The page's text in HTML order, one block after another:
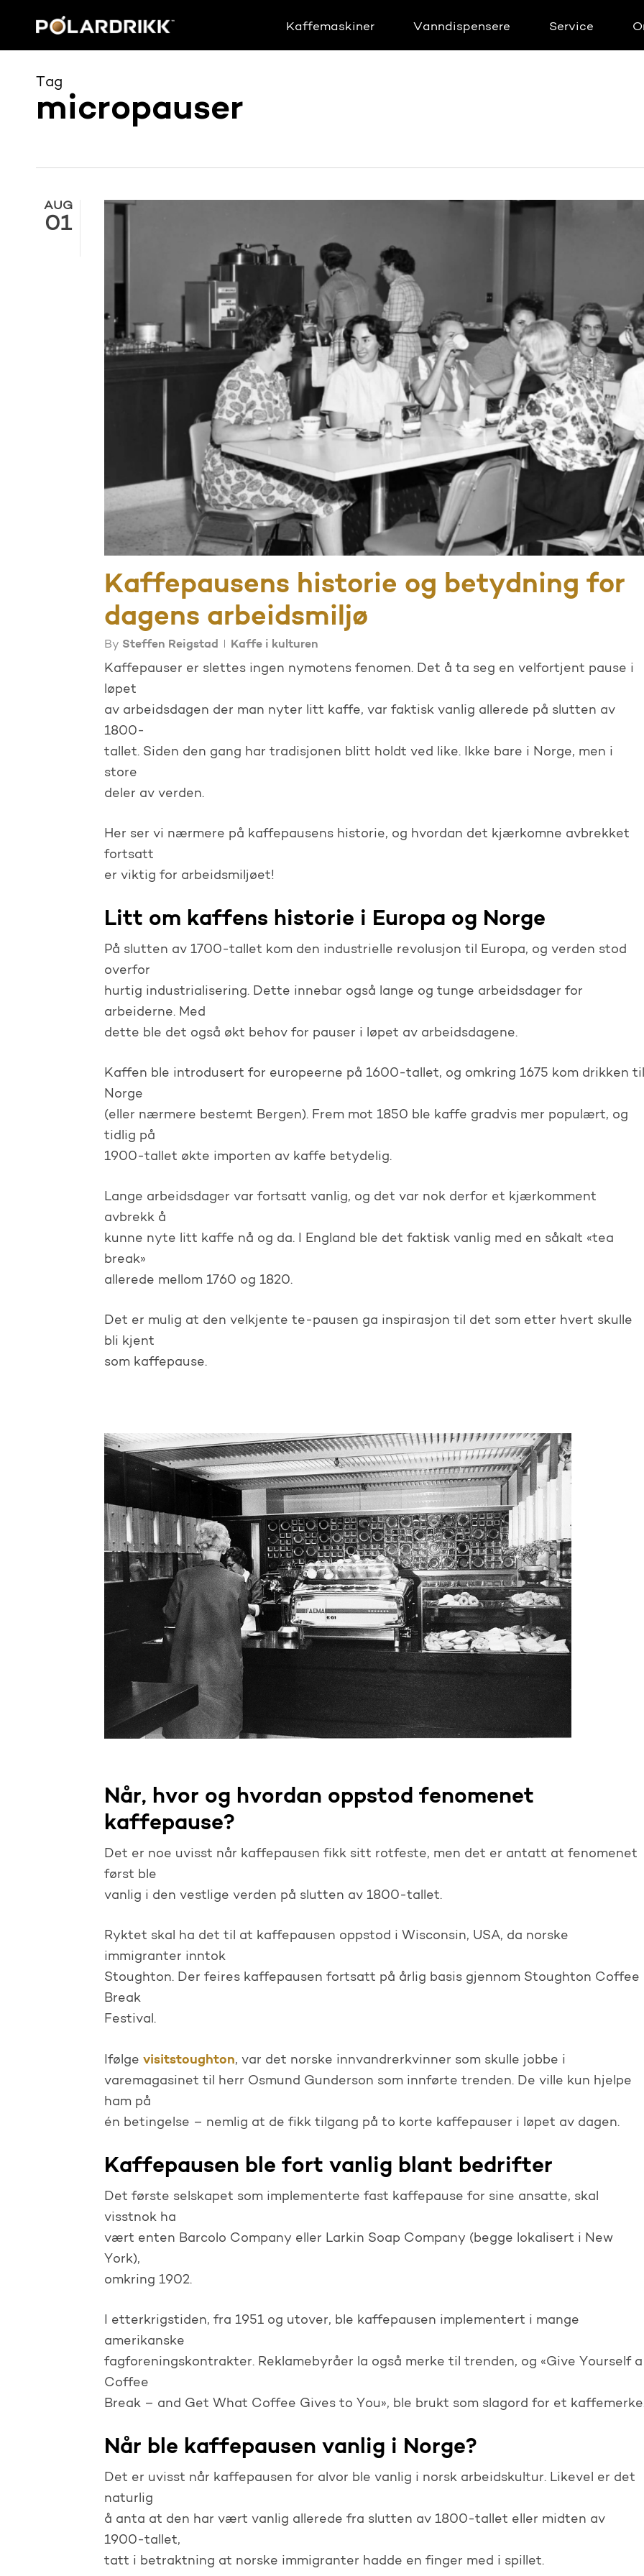
Kaffemaskiner Vanndispensere Service
Tag
micropauser
AUG
01
Kaffepausens historie og betydning for
dagens arbeidsmiljø
By Steffen Reigstad Kaffe i kulturen
Kaffepauser er slettes ingen nymotens fenomen. Det å ta seg en velfortjent pause i
løpet
av arbeidsdagen der man nyter litt kaffe, var faktisk vanlig allerede på slutten av
1800-
tallet. Siden den gang har tradisjonen blitt holdt ved like. Ikke bare i Norge, men i
store
deler av verden.
Her ser vi nærmere på kaffepausens historie, og hvordan det kjærkomne avbrekket
fortsatt
er viktig for arbeidsmiljøet!
Litt om kaffens historie i Europa og Norge
På slutten av 1700-tallet kom den industrielle revolusjon til Europa, og verden stod
overfor
hurtig industrialisering. Dette innebar også lange og tunge arbeidsdager for
arbeiderne. Med
dette ble det også økt behov for pauser i løpet av arbeidsdagene.
Kaffen ble introdusert for europeerne på 1600-tallet, og omkring 1675 kom drikken til
Norge
(eller nærmere bestemt Bergen). Frem mot 1850 ble kaffe gradvis mer populært, og
tidlig på
1900-tallet økte importen av kaffe betydelig.
Lange arbeidsdager var fortsatt vanlig, og det var nok derfor et kjærkomment
avbrekk å
kunne nyte litt kaffe nå og da. I England ble det faktisk vanlig med en såkalt «tea
break»
allerede mellom 1760 og 1820.
Det er mulig at den velkjente te-pausen ga inspirasjon til det som etter hvert skulle
bli kjent
som kaffepause.
Når, hvor og hvordan oppstod fenomenet
kaffepause?
Det er noe uvisst når kaffepausen fikk sitt rotfeste, men det er antatt at fenomenet
først ble
vanlig i den vestlige verden på slutten av 1800-tallet.
Ryktet skal ha det til at kaffepausen oppstod i Wisconsin, USA, da norske
immigranter inntok
Stoughton. Der feires kaffepausen fortsatt på årlig basis gjennom Stoughton Coffee
Break
Festival.
Ifølge visitstoughton, var det norske innvandrerkvinner som skulle jobbe i
varemagasinet til herr Osmund Gunderson som innførte trenden. De ville kun hjelpe
ham på
én betingelse – nemlig at de fikk tilgang på to korte kaffepauser i løpet av dagen.
Kaffepausen ble fort vanlig blant bedrifter
Det første selskapet som implementerte fast kaffepause for sine ansatte, skal
visstnok ha
vært enten Barcolo Company eller Larkin Soap Company (begge lokalisert i New
York),
omkring 1902.
I etterkrigstiden, fra 1951 og utover, ble kaffepausen implementert i mange
amerikanske
fagforeningskontrakter. Reklamebyråer la også merke til trenden, og «Give Yourself a
Coffee
Break – and Get What Coffee Gives to You», ble brukt som slagord for et
Når ble kaffepausen vanlig i Norge?
Det er uvisst når kaffepausen for alvor ble vanlig i norsk arbeidskultur. Likevel er det
naturlig
å anta at den har vært vanlig allerede fra slutten av 1800-tallet eller midten av
1900-tallet,
tatt i betraktning at norske immigranter hadde en finger med i spillet.